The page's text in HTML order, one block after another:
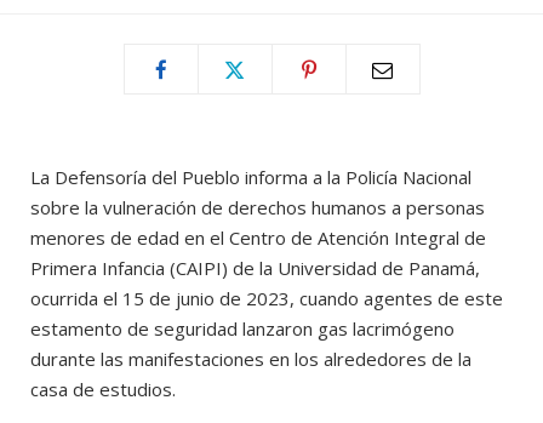
La Defensoría del Pueblo informa a la Policía Nacional
sobre la vulneración de derechos humanos a personas
menores de edad en el Centro de Atención Integral de
Primera Infancia (CAIPI) de la Universidad de Panamá,
ocurrida el 15 de junio de 2023, cuando agentes de este
estamento de seguridad lanzaron gas lacrimógeno
durante las manifestaciones en los alrededores de la
casa de estudios.